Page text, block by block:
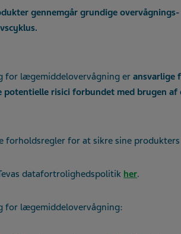
gennemgår grundige
for lægemiddelovervågning er ansvarlige
potentielle risici forbundet med brugen
forholdsregler for at sikre sine
datafortrolighedspolitik her.
for lægemiddelovervågning: